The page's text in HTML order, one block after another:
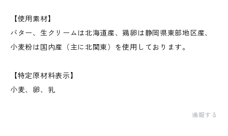
【使用素材】
バター、生クリームは北海道産、鶏卵は静岡県東部地区産、
小麦粉は国内産（主に北関東）を使用しております。
【特定原材料表示】
小麦、卵、乳
通報する